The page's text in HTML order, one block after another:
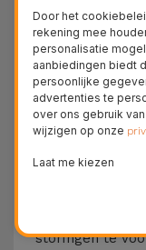
15, 14, 13, 12
van de Apple,
Drie-laagse
siliconen
Onze iPhone
robuuste,
drielaagse
storingen te
Door het
rekening mee
personalisatie
aanbiedingen biedt
persoonlijke
advertenties te
over ons gebruik
wijzigen op onze
Laat me kiezen